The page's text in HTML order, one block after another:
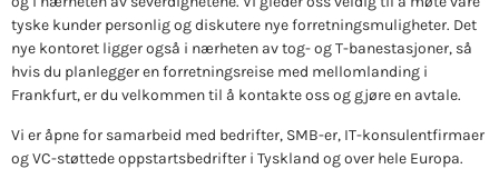
tyske kunder personlig og diskutere nye forretningsmuligheter. Det
nye kontoret ligger også i nærheten av tog- og T-banestasjoner, så
hvis du planlegger en forretningsreise med mellomlanding i
Frankfurt, er du velkommen til å kontakte oss og gjøre en avtale.
Vi er åpne for samarbeid med bedrifter, SMB-er, IT-konsulentfirmaer
og VC-støttede oppstartsbedrifter i Tyskland og over hele Europa.